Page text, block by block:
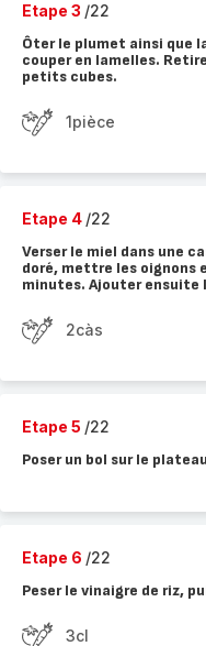
Etape 3 /22
Ôter le plumet ainsi que
couper en lamelles.
petits cubes.
1pièce
Etape 4 /22
Verser le miel dans une
doré, mettre les oignons
minutes. Ajouter ensuite
2càs
Etape 5 /22
Poser un bol sur le
Etape 6 /22
Peser le vinaigre de riz,
3cl